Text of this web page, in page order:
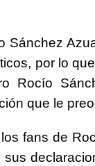
Sánchez
por lo
Rocío
que le
fans de